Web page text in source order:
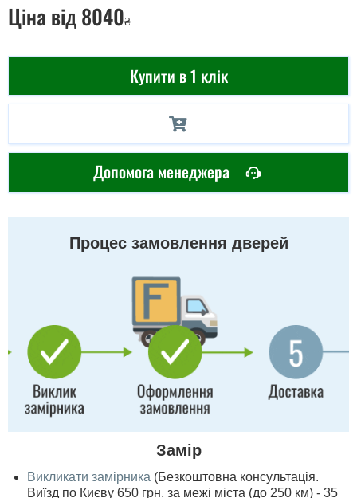
Ціна від 8040₴
Купити в 1 клік
Допомога менеджера
Процес замовлення дверей
Замір
Викликати замірника (Безкоштовна консультація.
Виїзд по Києву 650 грн, за межі міста (до 250 км) - 35